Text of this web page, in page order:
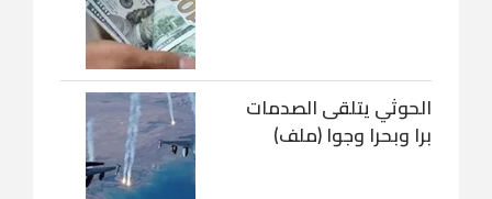
الحوثي يتلقى الصدمات
برا وبحرا وجوا (ملف)